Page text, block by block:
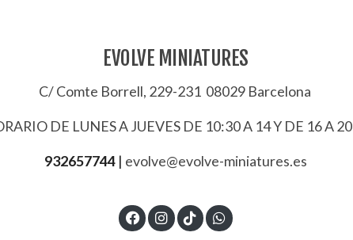
EVOLVE MINIATURES
C/ Comte Borrell, 229-231 08029 Barcelona
DE LUNES A JUEVES DE 10:30 A 14 Y DE 16 A
932657744 | evolve@evolve-miniatures.es